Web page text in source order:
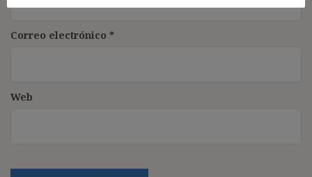
Correo electrónico *
Web